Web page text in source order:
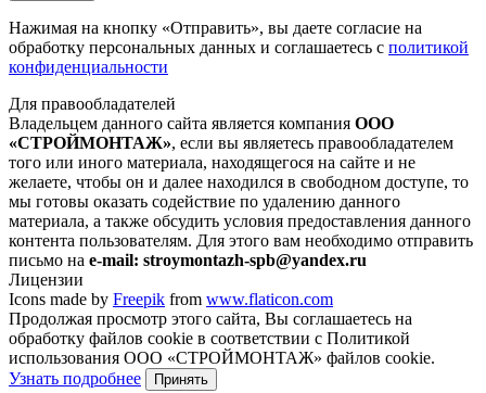
Нажимая на кнопку «Отправить», вы даете согласие на
обработку персональных данных и соглашаетесь с политикой
конфиденциальности
Для правообладателей
Владельцем данного сайта является компания ООО
«СТРОЙМОНТАЖ», если вы являетесь правообладателем
того или иного материала, находящегося на сайте и не
желаете, чтобы он и далее находился в свободном доступе, то
мы готовы оказать содействие по удалению данного
материала, а также обсудить условия предоставления данного
контента пользователям. Для этого вам необходимо отправить
письмо на e-mail: stroymontazh-spb@yandex.ru
Лицензии
Icons made by Freepik from www.flaticon.com
Продолжая просмотр этого сайта, Вы соглашаетесь на
обработку файлов cookie в соответствии с Политикой
использования ООО «СТРОЙМОНТАЖ» файлов cookie.
Узнать подробнее
Принять